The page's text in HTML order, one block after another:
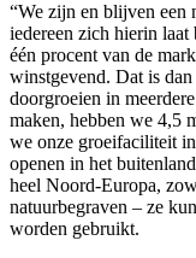
“We zijn en blijven een
iedereen zich hierin laat
één procent van de
winstgevend. Dat is
doorgroeien in
maken, hebben we 4,5
we onze groeifaciliteit
openen in het
heel Noord-Europa,
natuurbegraven – ze
worden gebruikt.